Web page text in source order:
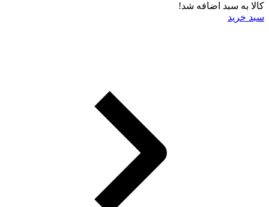
کالا به سبد اضافه شد!
سبد خرید